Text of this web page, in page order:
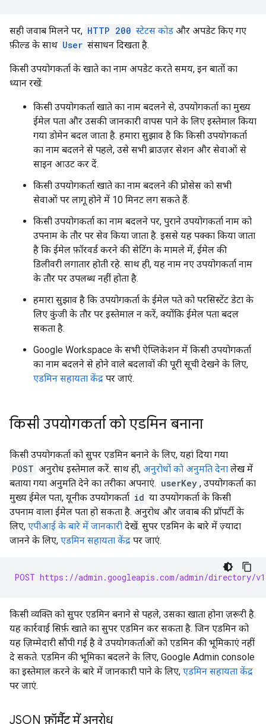
सही जवाब मिलने पर, HTTP 200 स्टेटस कोड और अपडेट किए गए
फ़ील्ड के साथ User संसाधन दिखता है.
किसी उपयोगकर्ता के खाते का नाम अपडेट करते समय, इन बातों का
ध्यान रखें:
किसी उपयोगकर्ता खाते का नाम बदलने से, उपयोगकर्ता का मुख्य
ईमेल पता और उसकी जानकारी वापस पाने के लिए इस्तेमाल किया
गया डोमेन बदल जाता है. हमारा सुझाव है कि किसी उपयोगकर्ता
का नाम बदलने से पहले, उसे सभी ब्राउज़र सेशन और सेवाओं से
साइन आउट कर दें.
किसी उपयोगकर्ता खाते का नाम बदलने की प्रोसेस को सभी
सेवाओं पर लागू होने में 10 मिनट लग सकते हैं.
किसी उपयोगकर्ता का नाम बदलने पर, पुराने उपयोगकर्ता नाम को
उपनाम के तौर पर सेव किया जाता है. इससे यह पक्का किया जाता
है कि ईमेल फ़ॉरवर्ड करने की सेटिंग के मामले में, ईमेल की
डिलीवरी लगातार होती रहे. साथ ही, यह नाम नए उपयोगकर्ता नाम
के तौर पर उपलब्ध नहीं होता है.
हमारा सुझाव है कि उपयोगकर्ता के ईमेल पते को परसिस्टेंट डेटा के
लिए कुंजी के तौर पर इस्तेमाल न करें, क्योंकि ईमेल पता बदल
सकता है.
Google Workspace के सभी ऐप्लिकेशन में किसी उपयोगकर्ता
का नाम बदलने से होने वाले बदलावों की पूरी सूची देखने के लिए,
एडमिन सहायता केंद्र पर जाएं.
किसी उपयोगकर्ता को एडमिन बनाना
किसी उपयोगकर्ता को सुपर एडमिन बनाने के लिए, यहां दिया गया
POST अनुरोध इस्तेमाल करें. साथ ही, अनुरोधों को अनुमति देना लेख में
बताया गया अनुमति देने का तरीका अपनाएं. userKey , उपयोगकर्ता का
मुख्य ईमेल पता, यूनीक उपयोगकर्ता id या उपयोगकर्ता के किसी
उपनाम वाला ईमेल पता हो सकता है. अनुरोध और जवाब की प्रॉपर्टी के
लिए, एपीआई के बारे में जानकारी देखें. सुपर एडमिन के बारे में ज़्यादा
जानने के लिए, एडमिन सहायता केंद्र पर जाएं.
POST https://admin.googleapis.com/admin/directory/
किसी व्यक्ति को सुपर एडमिन बनाने से पहले, उसका खाता होना ज़रूरी है.
यह कार्रवाई सिर्फ़ खाते का सुपर एडमिन कर सकता है. जिन एडमिन को
यह ज़िम्मेदारी सौंपी गई है वे उपयोगकर्ताओं को एडमिन की भूमिकाएं नहीं
दे सकते. एडमिन की भूमिका बदलने के लिए, Google Admin console
का इस्तेमाल करने के बारे में जानकारी पाने के लिए, एडमिन सहायता केंद्र
पर जाएं.
JSON फ़ॉर्मैट में अनुरोध